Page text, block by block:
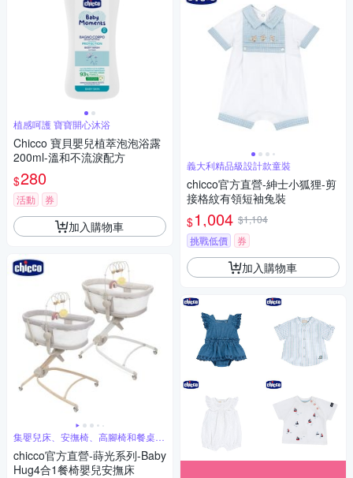
植感呵護 寶寶開心沐浴
Chicco 寶貝嬰兒植萃泡泡浴露
200ml-溫和不流淚配方
$280
活動 券
加入購物車
集嬰兒床、安撫椅、高腳椅和餐桌椅
於一體
chicco官方直營-蒔光系列-Baby
Hug4合1餐椅嬰兒安撫床
義大利精品級設計款童裝
chicco官方直營-紳士小狐狸-剪
接格紋有領短袖兔裝
$1,004 $1,104
挑戰低價
券
加入購物車